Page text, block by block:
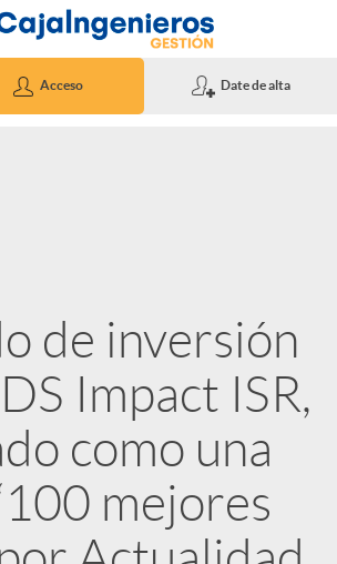
Acceso Date de alta
de inversión
Impact ISR,
como una
mejores